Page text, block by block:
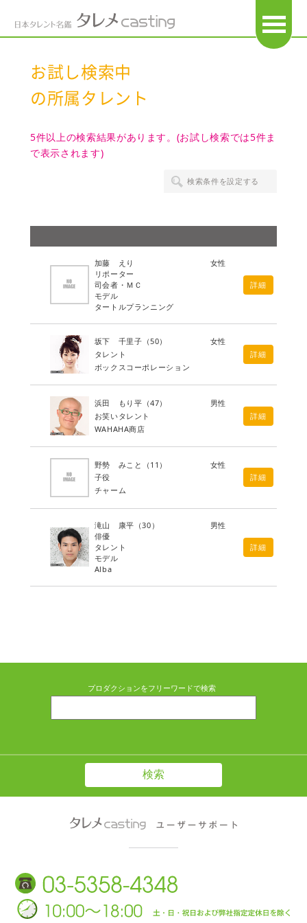
お試し検索中
の所属タレント
5件以上の検索結果があります。(お試し検索では5件ま
で表示されます)
検索条件を設定する
加藤 えり
女性
リポーター
司会者・ＭＣ
モデル
タートルプランニング
詳細
坂下 千里子 （50）
女性
タレント
ボックスコーポレーション
詳細
浜田 もり平 （47）
男性
お笑いタレント
WAHAHA商店
詳細
野勢 みこと （11）
女性
子役
チャーム
詳細
滝山 康平 （30）
男性
俳優
タレント
モデル
Alba
詳細
プロダクションをフリーワードで検索